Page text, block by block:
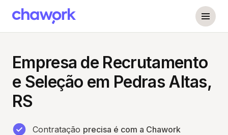
Empresa de Recrutamento
e Seleção em Pedras Altas,
RS
Contratação precisa é com a Chawork